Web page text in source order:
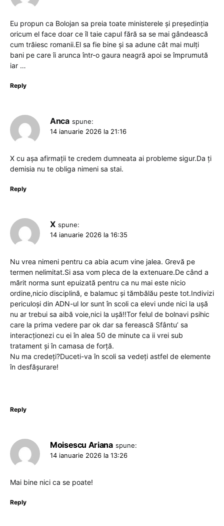
Eu propun ca Bolojan sa preia toate ministerele și președinția
oricum el face doar ce îl taie capul fără sa se mai gândească
cum trăiesc romanii.El sa fie bine și sa adune cât mai mulți
bani pe care îi arunca într-o gaura neagră apoi se împrumută
iar …
Reply
Anca spune:
14 ianuarie 2026 la 21:16
X cu așa afirmații te credem dumneata ai probleme sigur.Da ți
demisia nu te obliga nimeni sa stai.
Reply
X spune:
14 ianuarie 2026 la 16:35
Nu vrea nimeni pentru ca abia acum vine jalea. Grevă pe
termen nelimitat.Si asa vom pleca de la extenuare.De când a
mărit norma sunt epuizată pentru ca nu mai este nicio
ordine,nicio disciplină, e balamuc și tămbălău peste tot.Indivizi
periculoși din ADN-ul lor sunt în scoli ca elevi unde nici la ușă
nu ar trebui sa aibă voie,nici la ușă!!Tor felul de bolnavi psihic
care la prima vedere par ok dar sa ferească Sfântu’ sa
interacționezi cu ei în alea 50 de minute ca ii vrei sub
tratament și în camasa de forță.
Nu ma credeți?Duceti-va în scoli sa vedeți astfel de elemente
în desfășurare!
Reply
Moisescu Ariana spune:
14 ianuarie 2026 la 13:26
Mai bine nici ca se poate!
Reply